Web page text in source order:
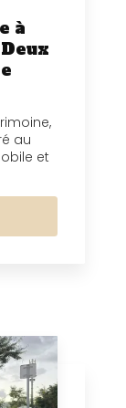
à
au
et